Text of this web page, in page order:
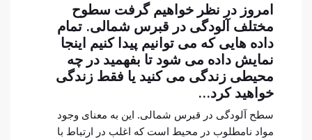
امروز در نظر خواهیم گرفت سطوح
مختلف آلودگی در قبرس شمالی. تمام
داده هایی که می توانیم پیدا کنیم اینجا
نمایش داده می شود تا بفهمید در چه
محیطی زندگی می کنید یا فقط زندگی
خواهید کرد…
سطح آلودگی در قبرس شمالی. این به معنای وجود
مواد نامطلوب در محیط است که اغلب در ارتباط با